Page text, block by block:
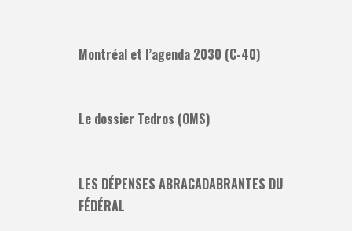
Montréal et l’agenda 2030 (C-40)
Le dossier Tedros (OMS)
LES DÉPENSES ABRACADABRANTES DU
FÉDÉRAL